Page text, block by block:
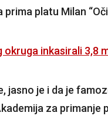
platu Milan
okruga inkasirali 3,8
jasno je i da je
za primanje